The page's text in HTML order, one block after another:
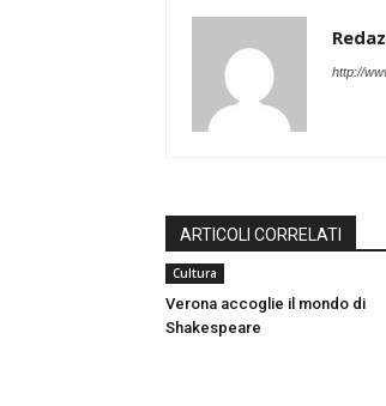
http://
ARTICOLI CORRELATI
Cultura
Verona accoglie il mondo di
Shakespeare